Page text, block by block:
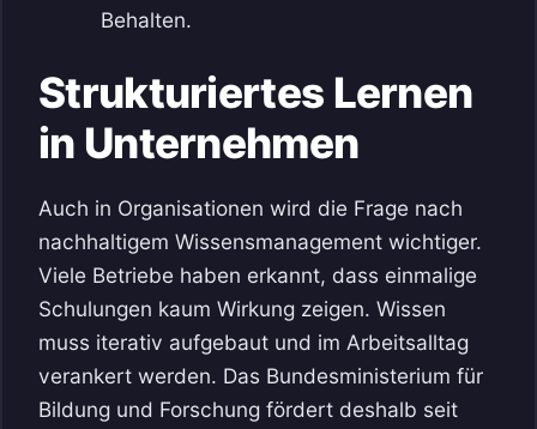
Behalten.
Strukturiertes Lernen
in Unternehmen
Auch in Organisationen wird die Frage nach
nachhaltigem Wissensmanagement wichtiger.
Viele Betriebe haben erkannt, dass einmalige
Schulungen kaum Wirkung zeigen. Wissen
muss iterativ aufgebaut und im Arbeitsalltag
verankert werden. Das Bundesministerium für
Bildung und Forschung fördert deshalb seit